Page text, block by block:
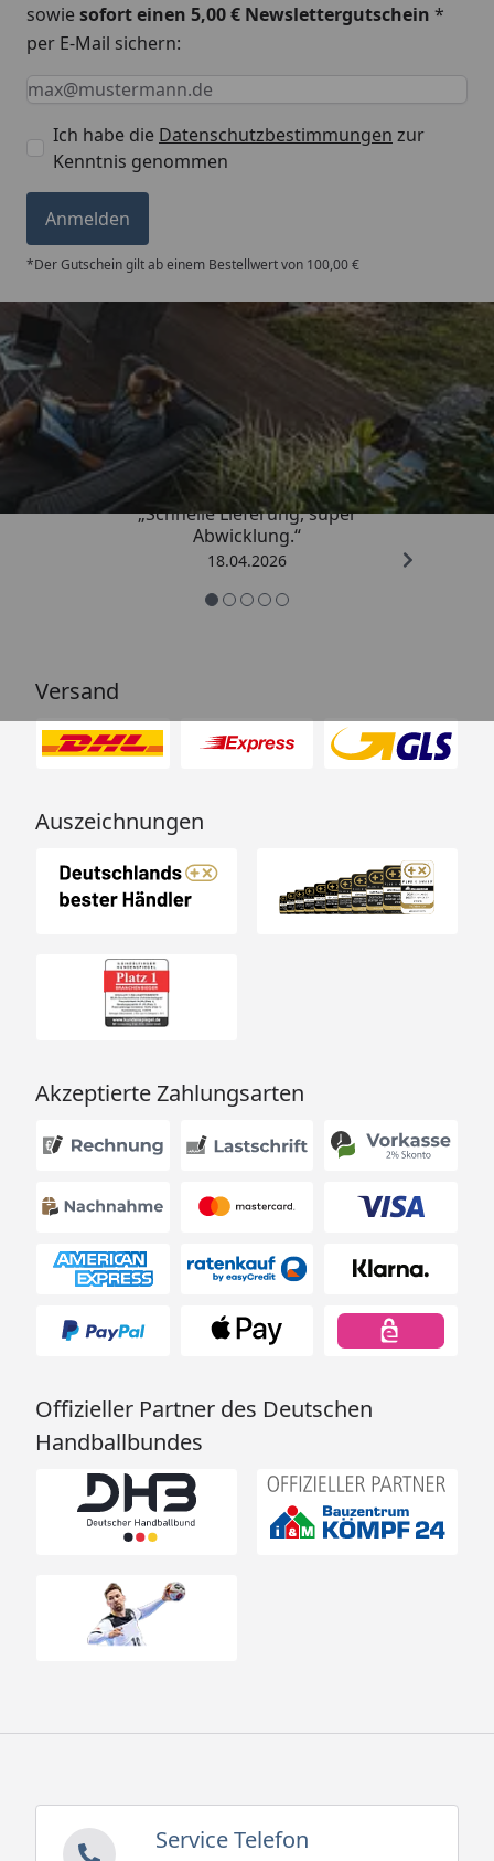
sowiesofort einen 5,00 € Newslettergutschein *
per E-Mail sichern:
Keine Eingabe erforderlich
Eingabe erforderlich
E-Mail *
Ich habe die Datenschutzbestimmungen zur
Kenntnis genommen
Anmelden
*Der Gutschein gilt ab einem Bestellwert von 100,00 €
Trusted Shops
5,00/ 5
„Schnelle Lieferung, super
Abwicklung.“
18.04.2026
Versand
Auszeichnungen
Akzeptierte Zahlungsarten
Offizieller Partner des Deutschen
Handballbundes
Service Telefon